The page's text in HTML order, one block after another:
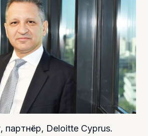
партнёр, Deloitte Cyprus.